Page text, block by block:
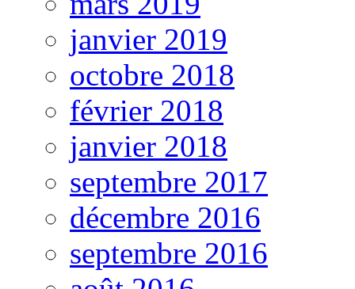
janvier 2019
octobre 2018
février 2018
janvier 2018
septembre 2017
décembre 2016
septembre 2016